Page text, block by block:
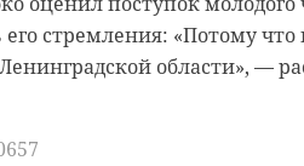
стремления: «Потому
области», —